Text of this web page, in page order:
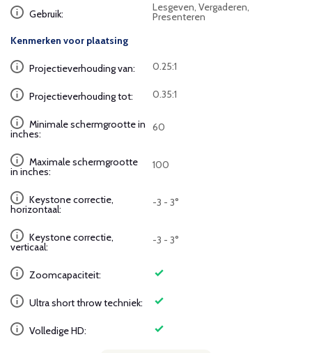
Gebruik:
Lesgeven, Vergaderen,
Presenteren
Kenmerken voor plaatsing
Projectieverhouding van: 0.25:1
Projectieverhouding tot: 0.35:1
Minimale schermgrootte in
inches:
60
Maximale schermgrootte
in inches:
100
Keystone correctie,
horizontaal:
-3 - 3°
Keystone correctie,
verticaal:
-3 - 3°
Zoomcapaciteit:
Ultra short throw techniek:
Volledige HD: